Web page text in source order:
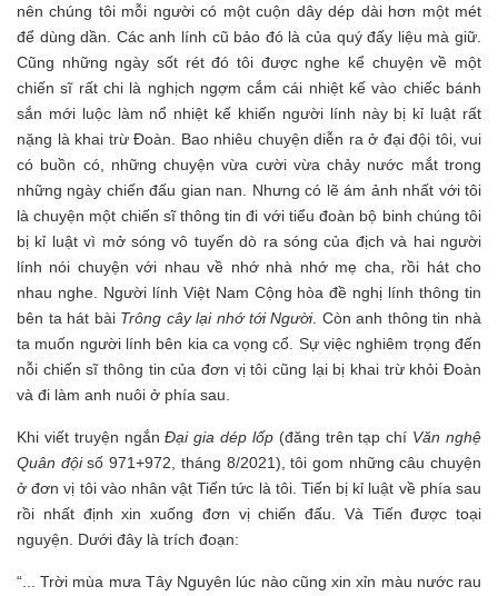
nên chúng tôi mỗi người có một cuộn dây dép dài hơn một mét
để dùng dần. Các anh lính cũ bảo đó là của quý đấy liệu mà giữ.
Cũng những ngày sốt rét đó tôi được nghe kể chuyện về một
chiến sĩ rất chi là nghịch ngợm cắm cái nhiệt kế vào chiếc bánh
sắn mới luộc làm nổ nhiệt kế khiến người lính này bị kỉ luật rất
nặng là khai trừ Đoàn. Bao nhiêu chuyện diễn ra ở đại đội tôi, vui
có buồn có, những chuyện vừa cười vừa chảy nước mắt trong
những ngày chiến đấu gian nan. Nhưng có lẽ ám ảnh nhất với tôi
là chuyện một chiến sĩ thông tin đi với tiểu đoàn bộ binh chúng tôi
bị kỉ luật vì mở sóng vô tuyến dò ra sóng của địch và hai người
lính nói chuyện với nhau về nhớ nhà nhớ mẹ cha, rồi hát cho
nhau nghe. Người lính Việt Nam Cộng hòa đề nghị lính thông tin
bên ta hát bài Trông cây lại nhớ tới Người. Còn anh thông tin nhà
ta muốn người lính bên kia ca vọng cổ. Sự việc nghiêm trọng đến
nỗi chiến sĩ thông tin của đơn vị tôi cũng lại bị khai trừ khỏi Đoàn
và đi làm anh nuôi ở phía sau.
Khi viết truyện ngắnĐại gia dép lốp(đăng trên tạp chí Văn nghệ
Quân độisố 971+972, tháng 8/2021), tôi gom những câu chuyện
ở đơn vị tôi vào nhân vật Tiến tức là tôi. Tiến bị kỉ luật về phía sau
rồi nhất định xin xuống đơn vị chiến đấu. Và Tiến được toại
nguyện. Dưới đây là trích đoạn:
“... Trời mùa mưa Tây Nguyên lúc nào cũng xin xỉn màu nước rau